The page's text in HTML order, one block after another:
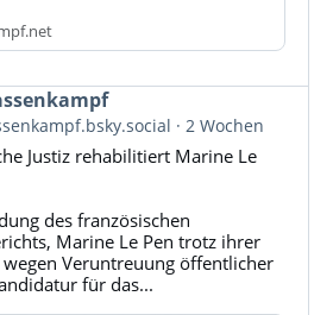
2 Wochen
Justiz rehabilitiert Marine Le
des französischen
Marine Le Pen trotz ihrer
Veruntreuung öffentlicher
für das...